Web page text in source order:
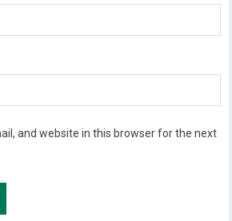
and website in this browser for the next